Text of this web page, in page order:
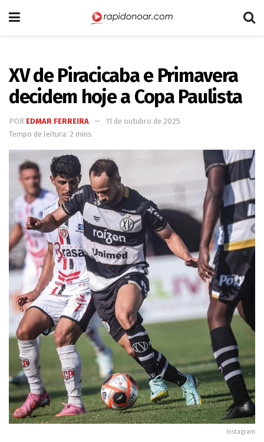
XV de Piracicaba e Primavera
decidem hoje a Copa Paulista
POR EDMAR FERREIRA
11 de outubro de 2025
Tempo de leitura: 2 mins
Instagram